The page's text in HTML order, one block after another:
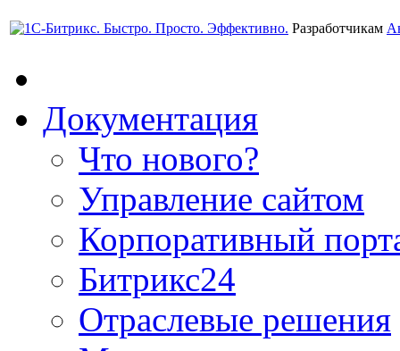
Разработчикам
Документация
Что нового?
Управление сайтом
Корпоративный
Битрикс24
Отраслевые решения